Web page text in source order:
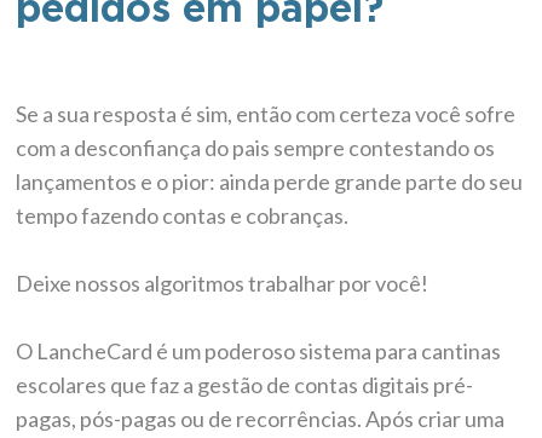
Se a sua resposta é sim, então com certeza você sofre
com a desconfiança do pais sempre contestando os
lançamentos e o pior: ainda perde grande parte do seu
tempo fazendo contas e cobranças.
Deixe nossos algoritmos trabalhar por você!
O LancheCard é um poderoso sistema para cantinas
escolares que faz a gestão de contas digitais pré-
pagas, pós-pagas ou de recorrências. Após criar uma